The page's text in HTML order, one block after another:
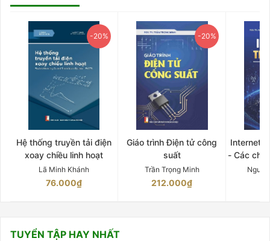
-20%
Hệ thống truyền tải điện
xoay chiều linh hoạt
Lã Minh Khánh
76.000₫
-20%
Giáo trình Điện tử công
suất
Trần Trọng Minh
212.000₫
Internet
- Các
TUYỂN TẬP HAY NHẤT